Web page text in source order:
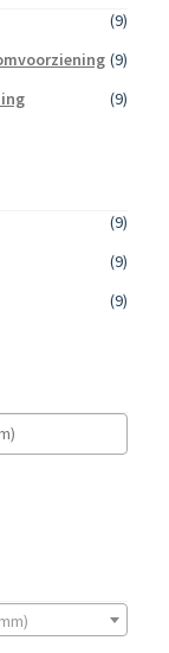
(9)
(9)
(9)
(9)
(9)
(9)